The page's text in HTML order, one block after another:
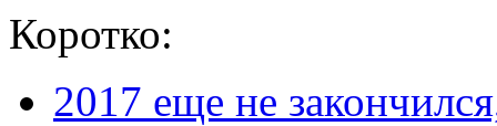
Коротко:
2017 еще не